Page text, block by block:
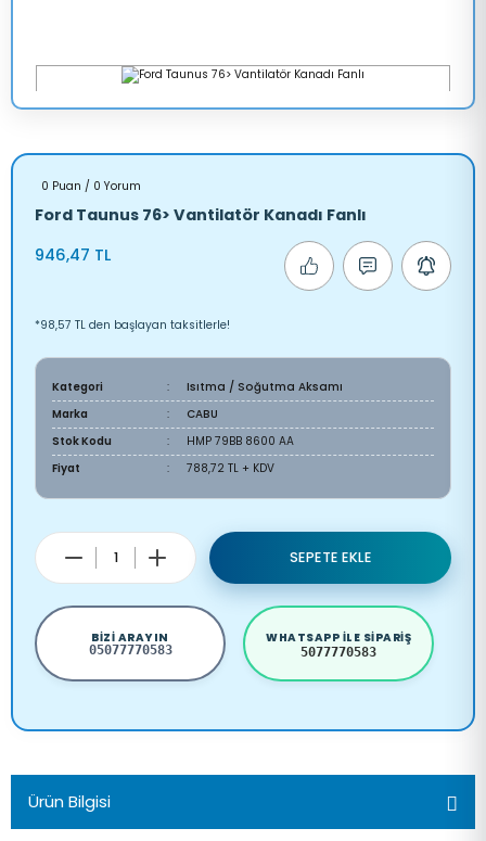
0 Puan / 0 Yorum
Ford Taunus 76> Vantilatör Kanadı Fanlı
946,47 TL
*98,57 TL den başlayan taksitlerle!
Kategori
Isıtma / Soğutma Aksamı
Marka
CABU
Stok Kodu
HMP 79BB 8600 AA
Fiyat
788,72 TL + KDV
SEPETE EKLE
BIZI ARAYIN
05077770583
WHATSAPP ILE SIPARIŞ
5077770583
Ürün Bilgisi